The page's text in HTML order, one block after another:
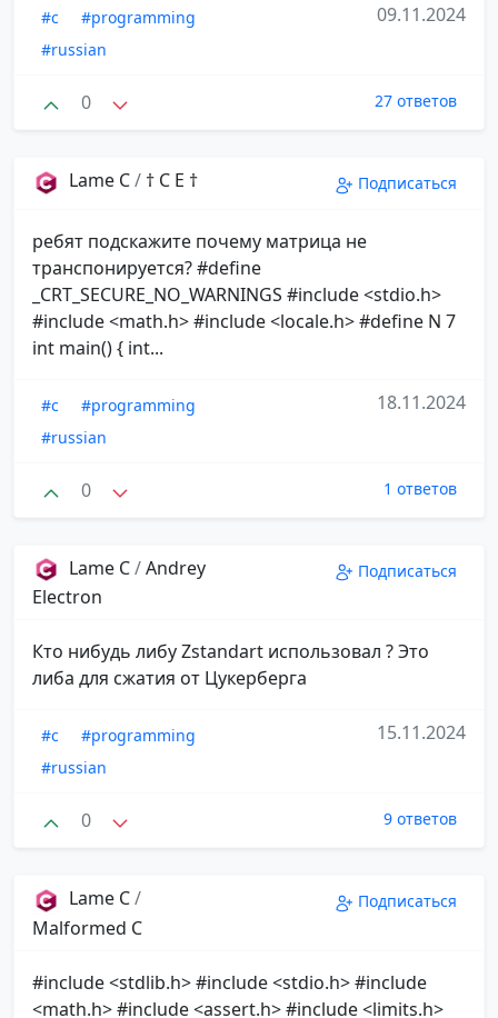
#c
#programming
#russian
09.11.2024
0 27 ответов
Lame C/ † C E † Подписаться
ребят подскажите почему матрица не
транспонируется? #define
_CRT_SECURE_NO_WARNINGS #include <stdio.h>
#include <math.h> #include <locale.h> #define N 7
int main() { int...
#c
#programming
#russian
18.11.2024
0 1 ответов
Lame C/Andrey
Electron
Подписаться
Кто нибудь либу Zstandart использовал ? Это
либа для сжатия от Цукерберга
#c
#programming
#russian
15.11.2024
0 9 ответов
Lame C/
Malformed C
Подписаться
#include <stdlib.h> #include <stdio.h> #include
<math.h> #include <assert.h> #include <limits.h>